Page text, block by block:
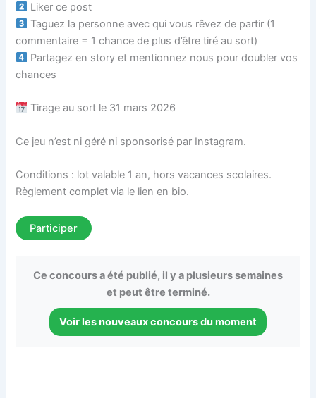
Liker ce post
Taguez la personne avec qui vous rêvez de partir (1
commentaire = 1 chance de plus d’être tiré au sort)
Partagez en story et mentionnez nous pour doubler vos
chances
Tirage au sort le 31 mars 2026
Ce jeu n’est ni géré ni sponsorisé par Instagram.
Conditions : lot valable 1 an, hors vacances scolaires.
Règlement complet via le lien en bio.
Participer
Ce concours a été publié, il y a plusieurs semaines
et peut être terminé.
Voir les nouveaux concours du moment